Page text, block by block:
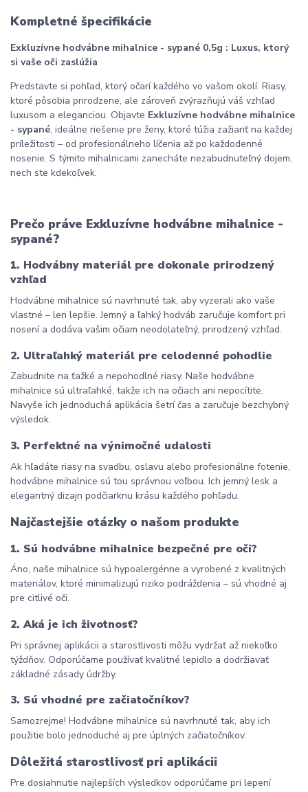
Kompletné špecifikácie
Exkluzívne hodvábne mihalnice - sypané 0,5g : Luxus, ktorý
si vaše oči zaslúžia
Predstavte si pohľad, ktorý očarí každého vo vašom okolí. Riasy,
ktoré pôsobia prirodzene, ale zároveň zvýrazňujú váš vzhľad
luxusom a eleganciou. Objavte Exkluzívne hodvábne mihalnice
- sypané, ideálne riešenie pre ženy, ktoré túžia zažiariť na každej
príležitosti – od profesionálneho líčenia až po každodenné
nosenie. S týmito mihalnicami zanecháte nezabudnuteľný dojem,
nech ste kdekoľvek.
Prečo práve Exkluzívne hodvábne mihalnice -
sypané?
1. Hodvábny materiál pre dokonale prirodzený
vzhľad
Hodvábne mihalnice sú navrhnuté tak, aby vyzerali ako vaše
vlastné – len lepšie. Jemný a ľahký hodváb zaručuje komfort pri
nosení a dodáva vašim očiam neodolateľný, prirodzený vzhľad.
2. Ultraľahký materiál pre celodenné pohodlie
Zabudnite na ťažké a nepohodlné riasy. Naše hodvábne
mihalnice sú ultraľahké, takže ich na očiach ani nepocítite.
Navyše ich jednoduchá aplikácia šetrí čas a zaručuje bezchybný
výsledok.
3. Perfektné na výnimočné udalosti
Ak hľadáte riasy na svadbu, oslavu alebo profesionálne fotenie,
hodvábne mihalnice sú tou správnou voľbou. Ich jemný lesk a
elegantný dizajn podčiarknu krásu každého pohľadu.
Najčastejšie otázky o našom produkte
1. Sú hodvábne mihalnice bezpečné pre oči?
Áno, naše mihalnice sú hypoalergénne a vyrobené z kvalitných
materiálov, ktoré minimalizujú riziko podráždenia – sú vhodné aj
pre citlivé oči.
2. Aká je ich životnosť?
Pri správnej aplikácii a starostlivosti môžu vydržať až niekoľko
týždňov. Odporúčame používať kvalitné lepidlo a dodržiavať
základné zásady údržby.
3. Sú vhodné pre začiatočníkov?
Samozrejme! Hodvábne mihalnice sú navrhnuté tak, aby ich
použitie bolo jednoduché aj pre úplných začiatočníkov.
Dôležitá starostlivosť pri aplikácii
Pre dosiahnutie najlepších výsledkov odporúčame pri lepení